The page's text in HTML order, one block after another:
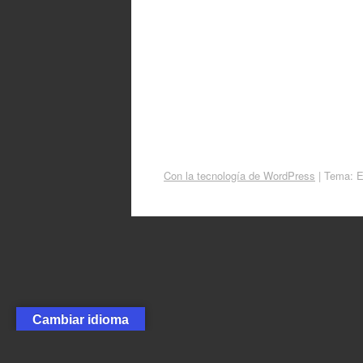
Con la tecnología de WordPress | Tema:
Cambiar idioma